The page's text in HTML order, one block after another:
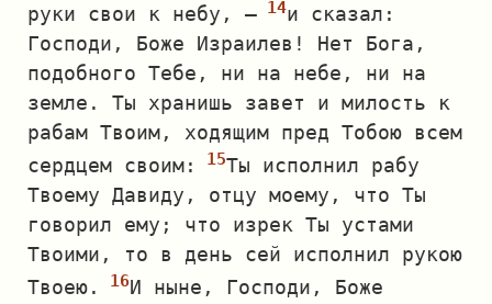
руки свои к небу, —
и сказал:
Господи, Боже Израилев! Нет Бога,
подобного Тебе, ни на небе, ни на
земле. Ты хранишь завет и милость к
рабам Твоим, ходящим пред Тобою всем
сердцем своим:
Ты исполнил рабу
Твоему Давиду, отцу моему, что Ты
говорил ему; что изрек Ты устами
Твоими, то в день сей исполнил рукою
Твоею.
И ныне, Господи, Боже